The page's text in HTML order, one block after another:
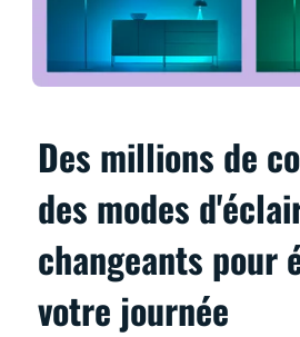
Des millions de
des modes
changeants pour
votre journée